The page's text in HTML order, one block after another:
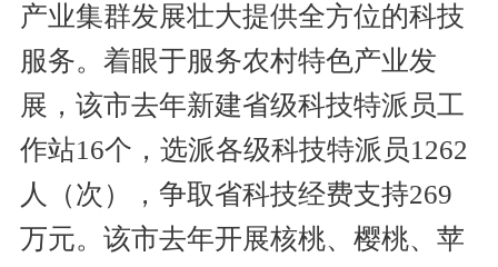
产业集群发展壮大提供全方位的科技
服务。着眼于服务农村特色产业发
展，该市去年新建省级科技特派员工
作站16个，选派各级科技特派员1262
人（次），争取省科技经费支持269
万元。该市去年开展核桃、樱桃、苹